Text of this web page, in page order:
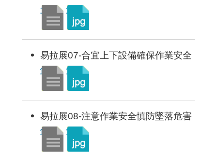
易拉展07-合宜上下設備確保作業安全
易拉展08-注意作業安全慎防墜落危害